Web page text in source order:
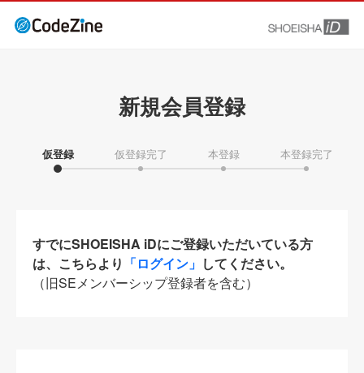
新規会員登録
仮登録 仮登録完了 本登録 本登録完了
すでにSHOEISHA iDにご登録いただいている方
は、こちらより 「ログイン」 してください。
（旧SEメンバーシップ登録者を含む）